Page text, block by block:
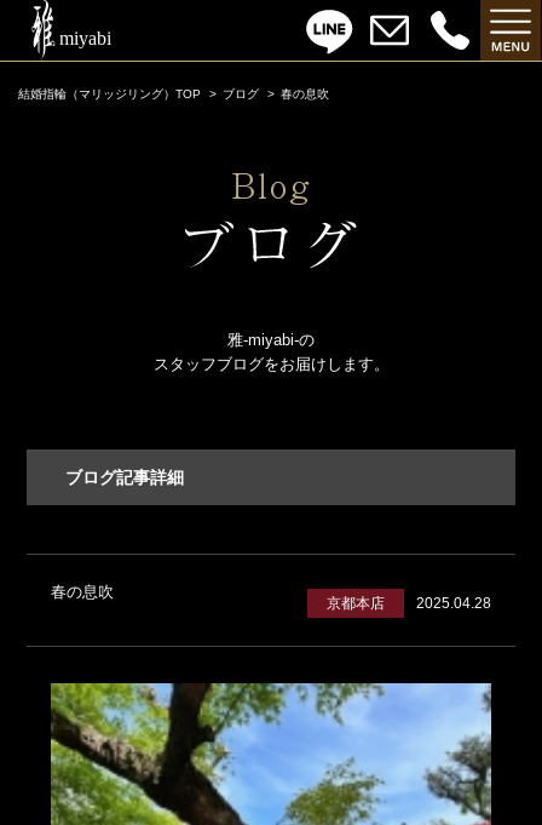
結婚指輪（マリッジリング）TOP ブログ 春の息吹
雅-miyabi-の
スタッフブログをお届けします。
ブログ記事詳細
春の息吹
2025.04.28
京都本店